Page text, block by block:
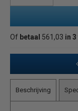
Of betaal 561,03 in
Beschrijving